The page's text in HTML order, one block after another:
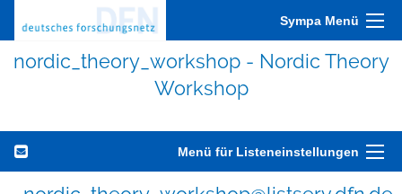
Sympa Menü
nordic_theory_workshop - Nordic Theory
Workshop
Menü für Listeneinstellungen